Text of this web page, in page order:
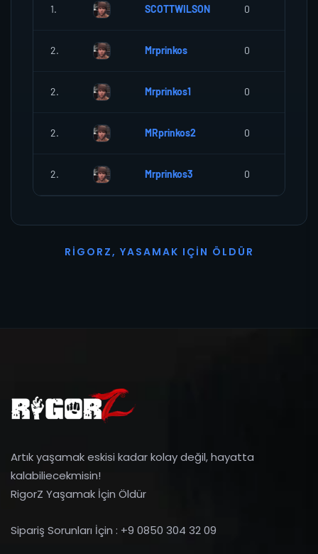
1. SCOTTWILSON 0
2. Mrprinkos 0
2. Mrprinkos1 0
2. MRprinkos2 0
2. Mrprinkos3 0
R I G O R Z, YASAMAK I ÇI N Ö L D Ü R
Artık yaşamak eskisi kadar kolay değil, hayatta
kalabiliecekmisin!
RigorZ Yaşamak İçin Öldür
Sipariş Sorunları İçin : +9 0850 304 32 09